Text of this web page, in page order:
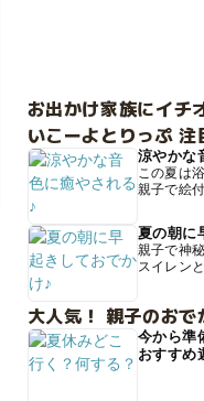
お出かけ家族にイチ
いこーよとりっぷ 注
涼やかな
この夏は
親子で絵
夏の朝に
親子で神
スイレン
大人気！ 親子のお
今から準
おすすめ